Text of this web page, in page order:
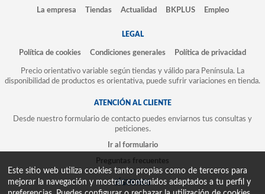
La empresa Tiendas Actualidad BKPLUS Empleo
LEGAL
Política de cookies Condiciones generales Política de privacidad
Precio orientativo variable según tiendas y válido para Península. La
disponibilidad de productos es orientativa, puede sufrir variaciones en tienda.
ATENCIÓN AL CLIENTE
Desde nuestro formulario de contacto puedes enviarnos tus consultas y
peticiones.
Ir al formulario
Preguntas frecuentes
SÍGUENOS
Este sitio web utiliza cookies tanto propias como de terceros para
mejorar la navegación y mostrar contenidos adaptados a tu perfil y